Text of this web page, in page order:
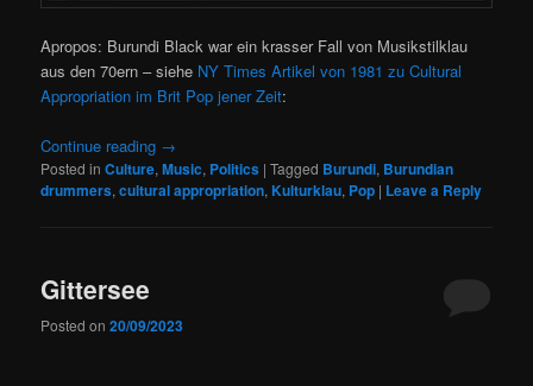
Apropos: Burundi Black war ein krasser Fall von Musikstilklau
aus den 70ern – siehe NY Times Artikel von 1981 zu Cultural
Appropriation im Brit Pop jener Zeit:
Continue reading →
Posted in Culture,Music, Politics |Tagged Burundi, Burundian
drummers,cultural appropriation,Kulturklau, Pop | Leave a Reply
Gittersee
Posted on20/09/2023